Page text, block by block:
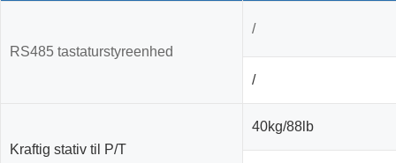
RS485 tastaturstyreenhed
/
/
Kraftig stativ til P/T
40kg/88lb